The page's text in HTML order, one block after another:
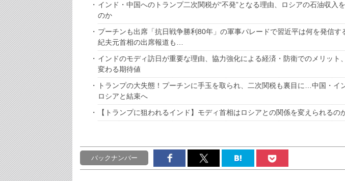
インド・中国へのトランプ二次関税が“不発”となる理由、ロシアの石油収入
のか
プーチンも出席「抗日戦争勝利80年」の軍事パレードで習近平は何を発信す
紀夫元首相の出席報道も…
インドのモディ訪日が重要な理由、協力強化による経済・防衛でのメリット
変わる期待値
トランプの大失態！プーチンに手玉を取られ、二次関税も裏目に…中国・イ
ロシアと結束へ
【トランプに狙われるインド】モディ首相はロシアとの関係を変えられるの
バックナンバー